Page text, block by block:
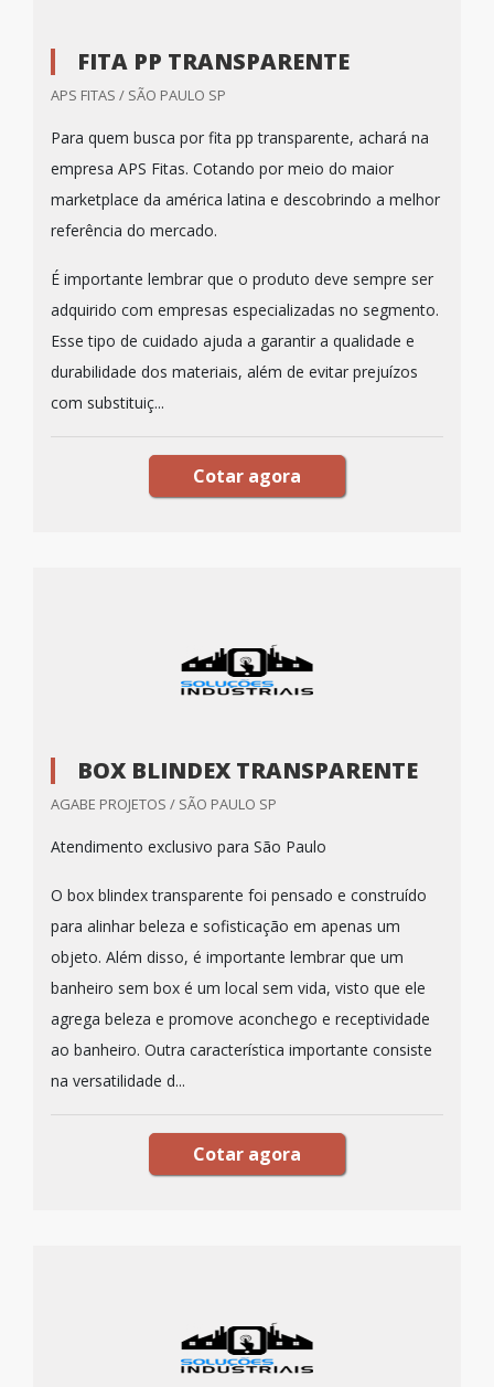
FITA PP TRANSPARENTE
APS FITAS / SÃO PAULO SP
Para quem busca por fita pp transparente, achará na
empresa APS Fitas. Cotando por meio do maior
marketplace da américa latina e descobrindo a melhor
referência do mercado.
É importante lembrar que o produto deve sempre ser
adquirido com empresas especializadas no segmento.
Esse tipo de cuidado ajuda a garantir a qualidade e
durabilidade dos materiais, além de evitar prejuízos
com substituiç...
Cotar agora
BOX BLINDEX TRANSPARENTE
AGABE PROJETOS / SÃO PAULO SP
Atendimento exclusivo para São Paulo
O box blindex transparente foi pensado e construído
para alinhar beleza e sofisticação em apenas um
objeto. Além disso, é importante lembrar que um
banheiro sem box é um local sem vida, visto que ele
agrega beleza e promove aconchego e receptividade
ao banheiro. Outra característica importante consiste
na versatilidade d...
Cotar agora